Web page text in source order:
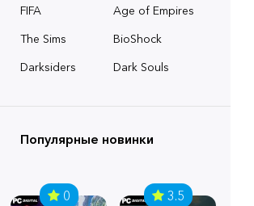
FIFA
Age of Empires
The Sims
BioShock
Darksiders
Dark Souls
Популярные новинки
0 3.5